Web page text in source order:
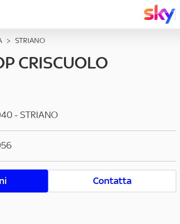
> STRIANO
CRISCUOLO
- STRIANO
Contatta